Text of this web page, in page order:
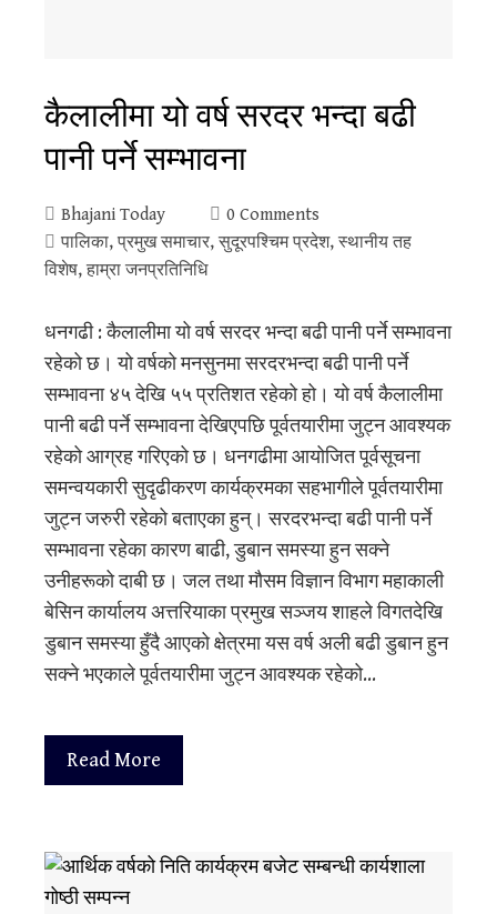
कैलालीमा यो वर्ष सरदर भन्दा बढी
पानी पर्ने सम्भावना
Bhajani Today
0 Comments
पालिका, प्रमुख समाचार, सुदूरपश्‍चिम प्रदेश, स्थानीय तह
विशेष, हाम्रा जनप्रतिनिधि
धनगढी : कैलालीमा यो वर्ष सरदर भन्दा बढी पानी पर्ने सम्भावना
रहेको छ। यो वर्षको मनसुनमा सरदरभन्दा बढी पानी पर्ने
सम्भावना ४५ देखि ५५ प्रतिशत रहेको हो। यो वर्ष कैलालीमा
पानी बढी पर्ने सम्भावना देखिएपछि पूर्वतयारीमा जुट्न आवश्यक
रहेको आग्रह गरिएको छ। धनगढीमा आयोजित पूर्वसूचना
समन्वयकारी सुदृढीकरण कार्यक्रमका सहभागीले पूर्वतयारीमा
जुट्न जरुरी रहेको बताएका हुन्। सरदरभन्दा बढी पानी पर्ने
सम्भावना रहेका कारण बाढी, डुबान समस्या हुन सक्ने
उनीहरूको दाबी छ। जल तथा मौसम विज्ञान विभाग महाकाली
बेसिन कार्यालय अत्तरियाका प्रमुख सञ्जय शाहले विगतदेखि
डुबान समस्या हुँदै आएको क्षेत्रमा यस वर्ष अली बढी डुबान हुन
सक्ने भएकाले पूर्वतयारीमा जुट्न आवश्यक रहेको…
Read More